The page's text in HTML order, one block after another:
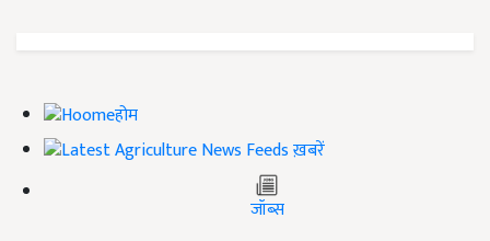
होम
ख़बरें
जॉब्स